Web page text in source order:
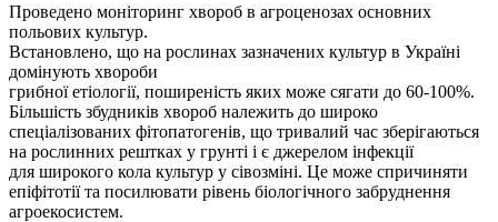
Проведено моніторинг хвороб в агроценозах основних
польових культур.
Встановлено, що на рослинах зазначених культур в Україні
домінують хвороби
грибної етіології, поширеність яких може сягати до 60-100%.
Більшість збудників хвороб належить до широко
спеціалізованих фітопатогенів, що тривалий час зберігаються
на рослинних рештках у грунті і є джерелом інфекції
для широкого кола культур у сівозміні. Це може спричиняти
епіфітотії та посилювати рівень біологічного забруднення
агроекосистем.